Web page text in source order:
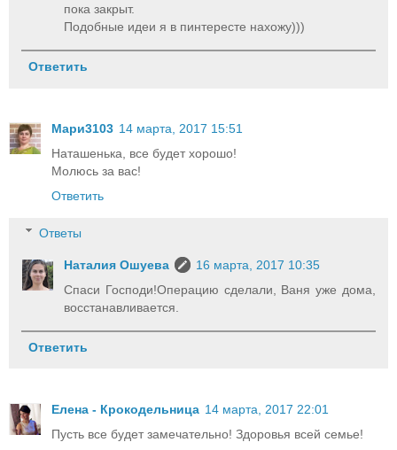
пока закрыт.
Подобные идеи я в пинтересте нахожу)))
Ответить
Мари3103 14 марта, 2017 15:51
Наташенька, все будет хорошо!
Молюсь за вас!
Ответить
Ответы
Наталия Ошуева
16 марта, 2017 10:35
Спаси Господи!Операцию сделали, Ваня уже дома,
восстанавливается.
Ответить
Елена - Крокодельница 14 марта, 2017 22:01
Пусть все будет замечательно! Здоровья всей семье!